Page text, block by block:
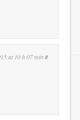
at 10 h 07 min #